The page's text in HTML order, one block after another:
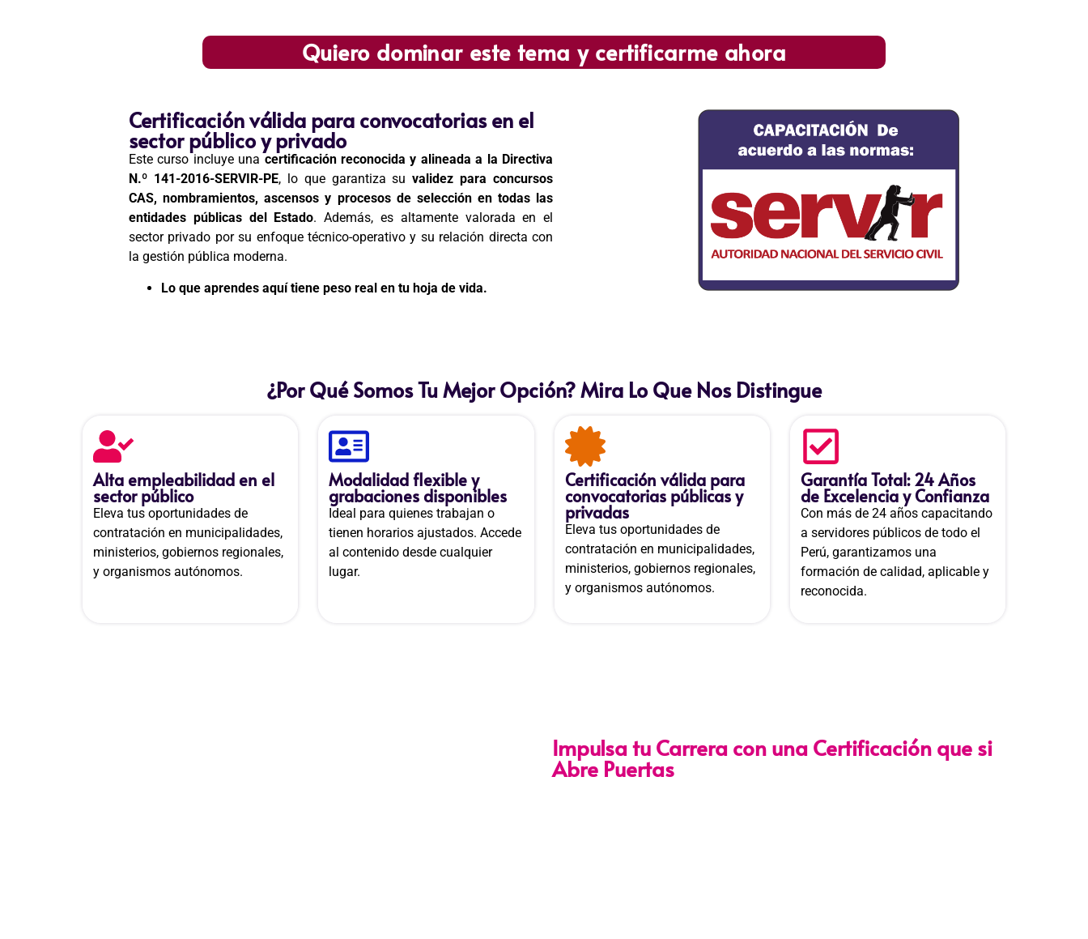
Quiero dominar este tema y certificarme ahora
Certificación válida para convocatorias en el
sector público y privado
Este curso incluye una certificación reconocida y alineada a la Directiva
N.º 141-2016-SERVIR-PE, lo que garantiza suvalidez para concursos
CAS, nombramientos, ascensos y procesos de selección en todas las
entidades públicas del Estado. Además, es altamente valorada en el
sector privado por su enfoque técnico-operativo y su relación directa con
la gestión pública moderna.
Lo que aprendes aquí tiene peso real en tu hoja de vida.
¿Por Qué Somos Tu Mejor Opción? Mira Lo Que Nos Distingue
Alta empleabilidad en el
sector público
Eleva tus oportunidades de
contratación en municipalidades,
ministerios, gobiernos regionales,
y organismos autónomos.
Modalidad flexible y
grabaciones disponibles
Ideal para quienes trabajan o
tienen horarios ajustados. Accede
al contenido desde cualquier
lugar.
Certificación válida para
convocatorias públicas y
privadas
Eleva tus oportunidades de
contratación en municipalidades,
ministerios, gobiernos regionales,
y organismos autónomos.
Garantía Total: 24 Años
de Excelencia y Confianza
Con más de 24 años capacitando
a servidores públicos de todo el
Perú, garantizamos una
formación de calidad, aplicable y
reconocida.
Impulsa tu Carrera con una Certificación que si
Abre Puertas